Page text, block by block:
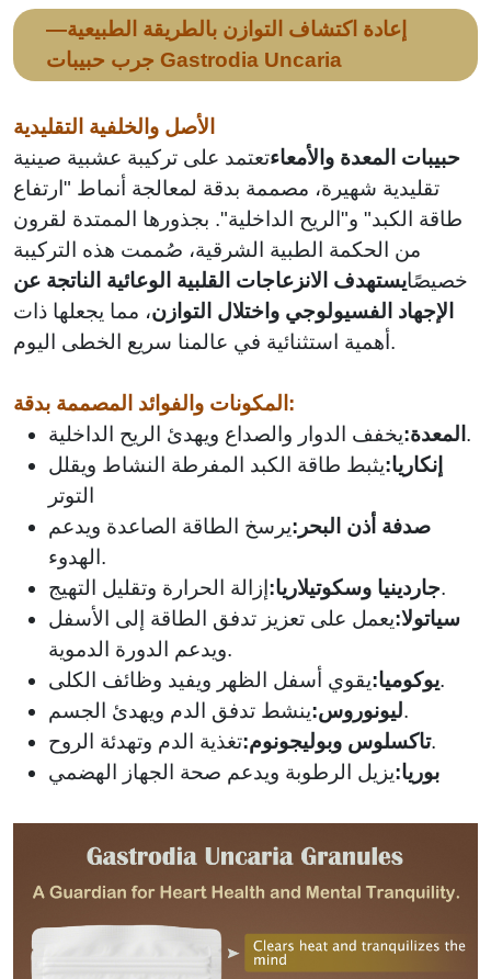
الوزن
إعادة اكتشاف التوازن بالطريقة الطبيعية—
جرب حبيبات Gastrodia Uncaria
الأصل والخلفية التقليدية
حبيبات المعدة والأمعاءتعتمد على تركيبة عشبية صينية
تقليدية شهيرة، مصممة بدقة لمعالجة أنماط "ارتفاع
طاقة الكبد" و"الريح الداخلية". بجذورها الممتدة لقرون
من الحكمة الطبية الشرقية، صُممت هذه التركيبة
خصيصًايستهدف الانزعاجات القلبية الوعائية الناتجة عن
الإجهاد الفسيولوجي واختلال التوازن، مما يجعلها ذات
أهمية استثنائية في عالمنا سريع الخطى اليوم.
المكونات والفوائد المصممة بدقة:
المعدة: يخفف الدوار والصداع ويهدئ الريح الداخلية.
إنكاريا:يثبط طاقة الكبد المفرطة النشاط ويقلل
التوتر
صدفة أذن البحر:يرسخ الطاقة الصاعدة ويدعم
الهدوء.
جاردينيا وسكوتيلاريا:إزالة الحرارة وتقليل التهيج.
سياتولا:يعمل على تعزيز تدفق الطاقة إلى الأسفل
ويدعم الدورة الدموية.
يوكوميا:يقوي أسفل الظهر ويفيد وظائف الكلى.
ليونوروس:ينشط تدفق الدم ويهدئ الجسم.
تاكسلوس وبوليجونوم:تغذية الدم وتهدئة الروح.
بوريا:يزيل الرطوبة ويدعم صحة الجهاز الهضمي